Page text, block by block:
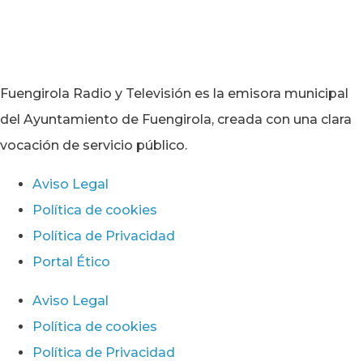
Fuengirola Radio y Televisión es la emisora municipal
del Ayuntamiento de Fuengirola, creada con una clara
vocación de servicio público.
Aviso Legal
Política de cookies
Política de Privacidad
Portal Ético
Aviso Legal
Política de cookies
Política de Privacidad